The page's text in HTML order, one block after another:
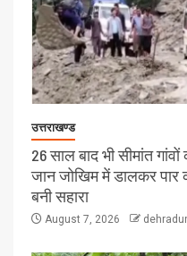
उत्तराखण्ड
26 साल बाद भी सीमांत
जान जोखिम में डालकर
बनी सहारा
August 7, 2026